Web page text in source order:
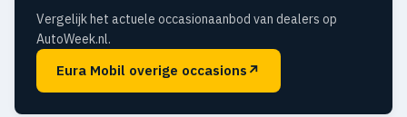
Vergelijk het actuele occasionaanbod van dealers op
AutoWeek.nl.
Eura Mobil overige occasions ↗